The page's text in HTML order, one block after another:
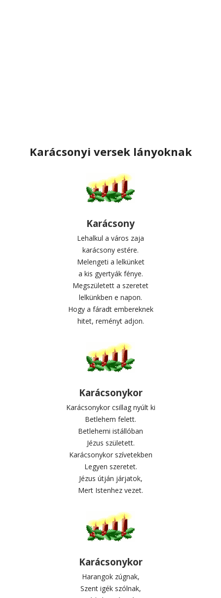
Karácsonyi versek lányoknak
Karácsony
Lehalkul a város zaja
karácsony estére.
Melengeti a lelkünket
a kis gyertyák fénye.
Megszületett a szeretet
lelkünkben e napon.
Hogy a fáradt embereknek
hitet, reményt adjon.
Karácsonykor
Karácsonykor csillag nyúlt ki
Betlehem felett.
Betlehemi istállóban
Jézus született.
Karácsonykor szívetekben
Legyen szeretet.
Jézus útján járjatok,
Mert Istenhez vezet.
Karácsonykor
Harangok zúgnak,
Szent igék szólnak,